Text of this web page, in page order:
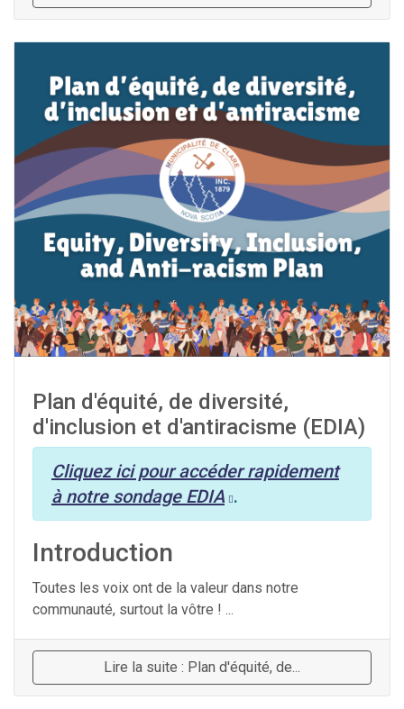
Plan d'équité, de diversité,
d'inclusion et d'antiracisme (EDIA)
Cliquez ici pour accéder rapidement
à notre sondage EDIA .
Introduction
Toutes les voix ont de la valeur dans notre
communauté, surtout la vôtre ! ...
Lire la suite : Plan d'équité, de...